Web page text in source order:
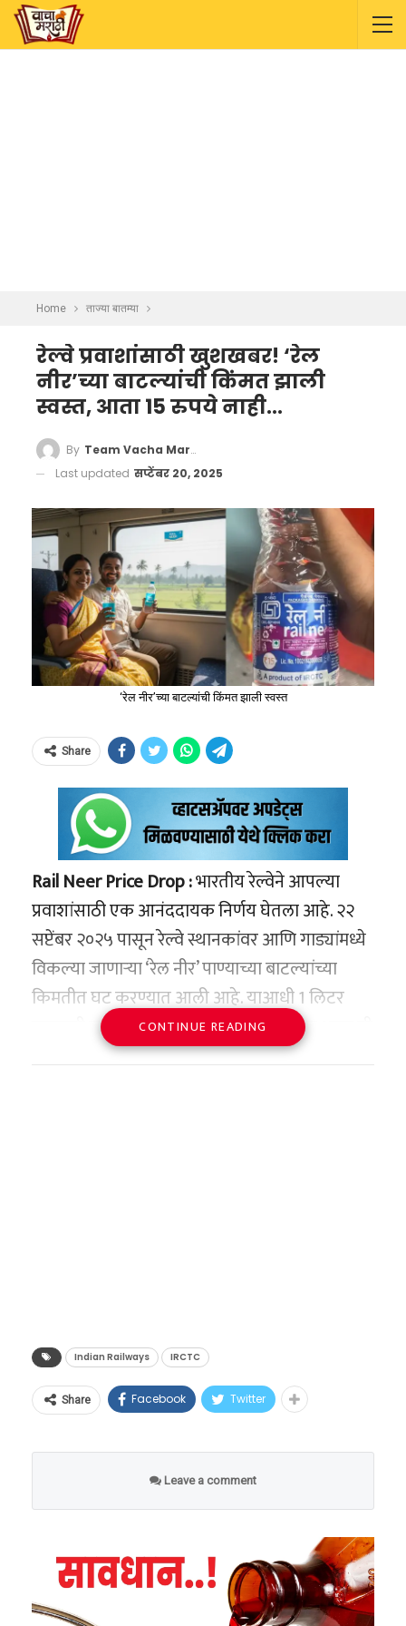
Home ताज्या बातम्या
रेल्वे प्रवाशांसाठी खुशखबर! ‘रेल
नीर’च्या बाटल्यांची किंमत झाली
स्वस्त, आता 15 रुपये नाही…
By Team Vacha Marathi
Last updated सप्टेंबर 20, 2025
‘रेल नीर’च्या बाटल्यांची किंमत झाली स्वस्त
Share
Rail Neer Price Drop :भारतीय रेल्वेने आपल्या
प्रवाशांसाठी एक आनंददायक निर्णय घेतला आहे. २२
सप्टेंबर २०२५ पासून रेल्वे स्थानकांवर आणि गाड्यांमध्ये
विकल्या जाणाऱ्या ‘रेल नीर’ पाण्याच्या बाटल्यांच्या
किमतीत घट करण्यात आली आहे. याआधी 1 लिटर
पाण्याची बाटली 15 रुपयांना मिळत होती, परंतु आता ती
फक्त 14 रुपयांना उपलब्ध होणार आहे. याचप्रमाणे, अर्धा
GST 2.0 मुळे आलेले बदल
CONTINUE READING
Indian Railways IRCTC
Share Facebook Twitter
Leave a comment